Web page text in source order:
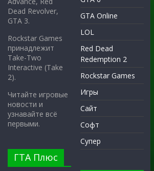
Dead Revolver,
GTA 3.
Rockstar Games
принадлежит
Take-Two
Interactive (Take
2).
Читайте игровые
новости и
узнавайте всё
первыми.
ГТА Плюс
GTA Online
LOL
Red Dead
Redemption 2
Rockstar Games
Игры
Сайт
Софт
Супер